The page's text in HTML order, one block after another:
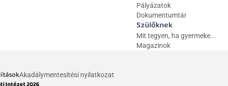
Pályázatok
Dokumentumtár
Szülőknek
Mit tegyen, ha gyermeke...
Magazinok
Akadálymentesítési nyilatkozat